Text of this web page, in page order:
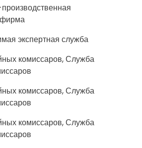
фирма
экспертная служба
комиссаров, Служба
комиссаров, Служба
комиссаров, Служба